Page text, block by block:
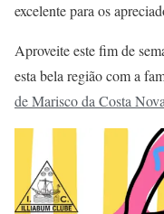
excelente para os
Aproveite este fim de
esta bela região com a
de Marisco da Costa